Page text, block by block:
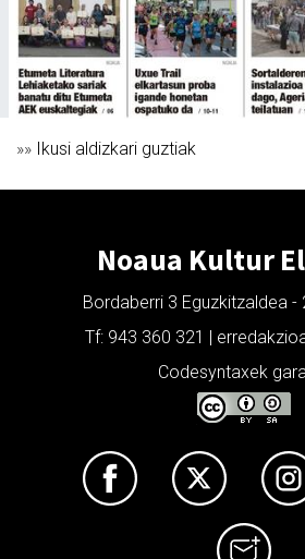
»» Ikusi aldizkari guztiak
Noaua Kultur
Bordaberri 3 Eguzkitzaldea -
Tf: 943 360 321 |
Codesyntaxek